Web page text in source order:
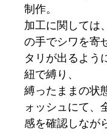
制作。
加工に関しては
の手でシワを寄
タリが出るよう
紐で縛り、
縛ったままの状
ォッシュにて、
感を確認しなが